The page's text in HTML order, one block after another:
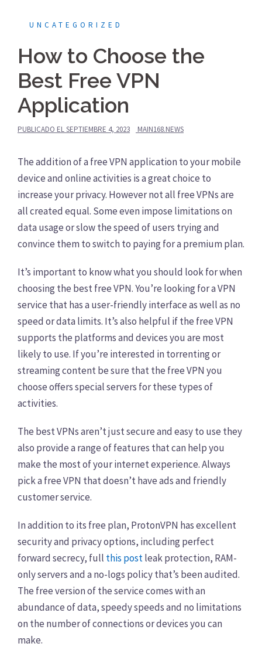
UNCATEGORIZED
How to Choose the
Best Free VPN
Application
PUBLICADO ELSEPTIEMBRE 4, 2023 MAIN168.NEWS
The addition of a free VPN application to your mobile
device and online activities is a great choice to
increase your privacy. However not all free VPNs are
all created equal. Some even impose limitations on
data usage or slow the speed of users trying and
convince them to switch to paying for a premium plan.
It’s important to know what you should look for when
choosing the best free VPN. You’re looking for a VPN
service that has a user-friendly interface as well as no
speed or data limits. It’s also helpful if the free VPN
supports the platforms and devices you are most
likely to use. If you’re interested in torrenting or
streaming content be sure that the free VPN you
choose offers special servers for these types of
activities.
The best VPNs aren’t just secure and easy to use they
also provide a range of features that can help you
make the most of your internet experience. Always
pick a free VPN that doesn’t have ads and friendly
customer service.
In addition to its free plan, ProtonVPN has excellent
security and privacy options, including perfect
forward secrecy, full this postleak protection, RAM-
only servers and a no-logs policy that’s been audited.
The free version of the service comes with an
abundance of data, speedy speeds and no limitations
on the number of connections or devices you can
make.